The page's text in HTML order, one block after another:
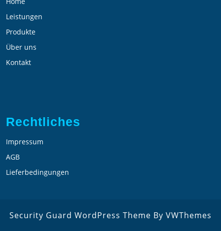
Leistungen
Produkte
Über uns
Kontakt
Rechtliches
Impressum
AGB
Lieferbedingungen
Security Guard WordPress Theme By VWThemes